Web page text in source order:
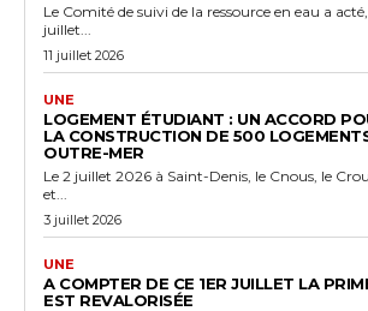
Le Comité de suivi de la ressource en eau a
juillet...
11 juillet 2026
UNE
LOGEMENT ÉTUDIANT : UN ACCORD
LA CONSTRUCTION DE 500
OUTRE-MER
Le 2 juillet 2026 à Saint-Denis, le Cnous, le
et...
3 juillet 2026
UNE
A COMPTER DE CE 1ER JUILLET LA
EST REVALORISÉE